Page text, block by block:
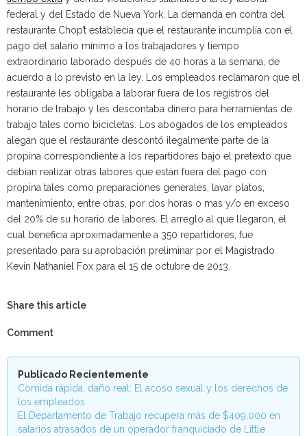
federal y del Estado de Nueva York. La demanda en contra del
restaurante Chop’t establecia que el restaurante incumplía con el
pago del salario mínimo a los trabajadores y tiempo
extraordinario laborado después de 40 horas a la semana, de
acuerdo a lo previsto en la ley. Los empleados reclamaron que el
restaurante les obligaba a laborar fuera de los registros del
horario de trabajo y les descontaba dinero para herramientas de
trabajo tales como bicicletas. Los abogados de los empleados
alegan que el restaurante descontó ilegalmente parte de la
propina correspondiente a los repartidores bajo el pretexto que
debían realizar otras labores que están fuera del pago con
propina tales como preparaciones generales, lavar platos,
mantenimiento, entre otras, por dos horas o mas y/o en exceso
del 20% de su horario de labores. El arreglo al que llegaron, el
cual beneficia aproximadamente a 350 repartidores, fue
presentado para su aprobación preliminar por el Magistrado
Kevin Nathaniel Fox para el 15 de octubre de 2013.
Share this article
Comment
Publicado Recientemente
Comida rápida, daño real: El acoso sexual y los derechos de
los empleados
El Departamento de Trabajo recupera más de $409,000 en
salarios atrasados de un operador franquiciado de Little